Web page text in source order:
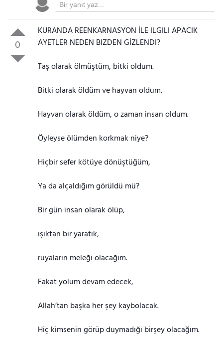
0
KURANDA REENKARNASYON İLE ILGILI APACIK
AYETLER NEDEN BIZDEN GİZLENDI?
Taş olarak ölmüştüm, bitki oldum.
Bitki olarak öldüm ve hayvan oldum.
Hayvan olarak öldüm, o zaman insan oldum.
Öyleyse ölümden korkmak niye?
Hiçbir sefer kötüye dönüştüğüm,
Ya da alçaldığım görüldü mü?
Bir gün insan olarak ölüp,
ışıktan bir yaratık,
rüyaların meleği olacağım.
Fakat yolum devam edecek,
Allah’tan başka her şey kaybolacak.
Hiç kimsenin görüp duymadığı birşey olacağım.